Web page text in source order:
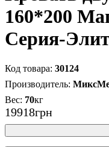
160*200
Серия-
30124
70кг
19918грн